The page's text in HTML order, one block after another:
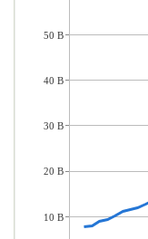
50 B
40 B
30 B
20 B
10 B